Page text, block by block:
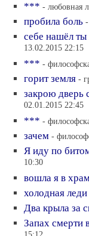
*** - любовная
пробила боль
себе нашёл
13.02.2015 22:15
*** -
горит земля -
закрою дверь
02.01.2015 22:45
*** -
зачем -
Я иду по
10:30
вошла я в
холодная леди
Два крыла за
Запах смерти